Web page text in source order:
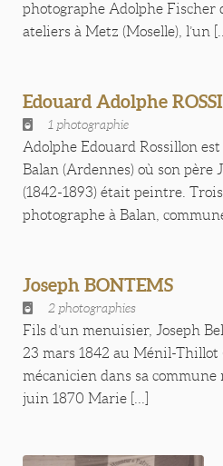
photographe Adolphe Fischer
ateliers à Metz (Moselle), l’un
Edouard Adolphe
1 photographie
Adolphe Edouard Rossillon est
Balan (Ardennes) où son père
(1842-1893) était peintre.
photographe à Balan, commune
Joseph BONTEMS
2 photographies
Fils d’un menuisier, Joseph
23 mars 1842 au Ménil-Thillot
mécanicien dans sa commune
juin 1870 Marie [...]